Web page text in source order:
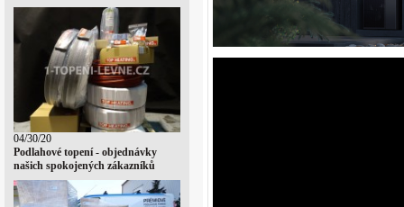
04/30/20
Podlahové topení - objednávky
našich spokojených zákazníků